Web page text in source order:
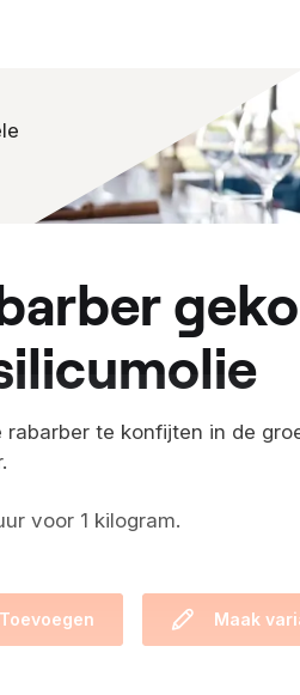
rabarber te konfijten in de
voor 1 kilogram.
Toevoegen Maak